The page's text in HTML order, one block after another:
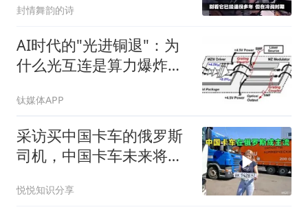
封情舞韵的诗
AI时代的"光进铜退"：为
什么光互连是算力爆炸的
钛媒体APP
采访买中国卡车的俄罗斯
司机，中国卡车未来将成
悦悦知识分享